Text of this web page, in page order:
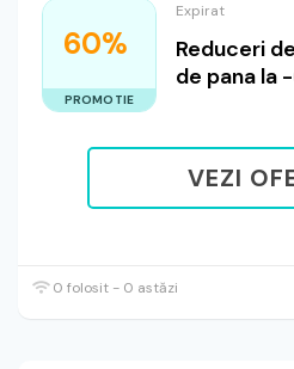
60%
PROMOTIE
Expirat
Reduceri
de pana la
VEZI
0 folosit - 0 astăzi